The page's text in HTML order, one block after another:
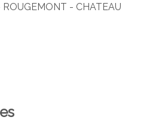
- CHATEAU